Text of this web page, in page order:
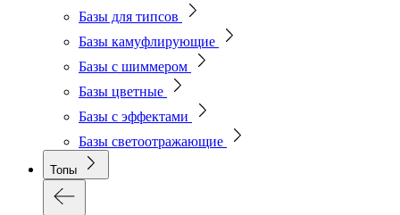
Базы для типсов
Базы камуфлирующие
Базы с шиммером
Базы цветные
Базы с эффектами
Базы светоотражающие
Топы